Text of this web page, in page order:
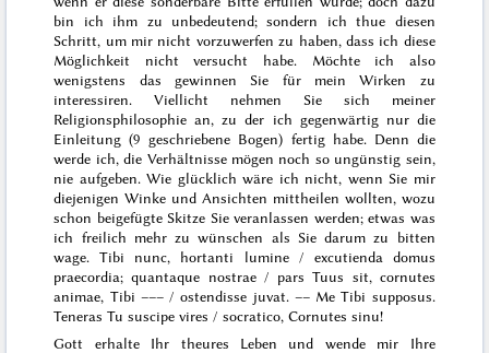
bin ich ihm zu unbedeutend; sondern ich thue diesen
Schritt, um mir nicht vorzuwerfen zu haben, dass ich diese
Möglichkeit nicht versucht habe. Möchte ich also
wenigstens das gewinnen Sie für mein Wirken zu
interessiren. Viellicht nehmen Sie sich meiner
Religionsphilosophie an, zu der ich gegenwärtig nur die
Einleitung (9 geschriebene Bogen) fertig habe. Denn die
werde ich, die Verhältnisse mögen noch so ungünstig sein,
nie aufgeben. Wie glücklich wäre ich nicht, wenn Sie mir
diejenigen Winke und Ansichten mittheilen wollten, wozu
schon beigefügte Skitze Sie veranlassen werden; etwas was
ich freilich mehr zu wünschen als Sie darum zu bitten
wage.Tibi nunc, hortanti lumine / excutienda domus
praecordia; quantaque nostrae / pars Tuus sit, cornutes
animae, Tibi ––– / ostendisse juvat. –– Me Tibi supposus.
Teneras Tu suscipe vires / socratico, Cornutes sinu!
Gott erhalte Ihr theures Leben und wende mir Ihre